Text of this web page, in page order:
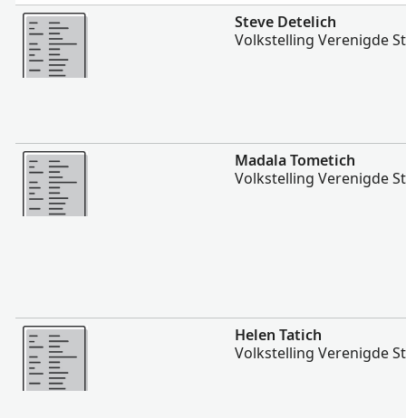
Meer
Steve Detelich
Volkstelling Verenigde
Meer
Madala Tometich
Volkstelling Verenigde
Meer
Helen Tatich
Volkstelling Verenigde